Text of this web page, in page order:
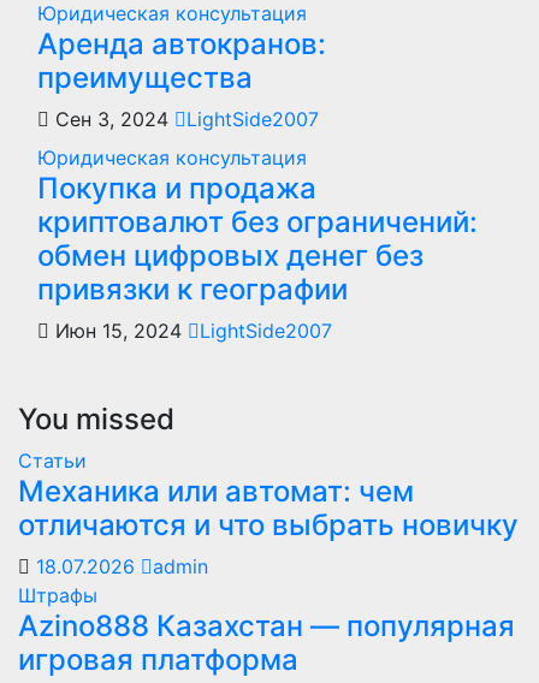
Юридическая консультация
Аренда автокранов:
преимущества
Сен 3, 2024
LightSide2007
Юридическая консультация
Покупка и продажа
криптовалют без ограничений:
обмен цифровых денег без
привязки к географии
Июн 15, 2024 LightSide2007
You missed
Статьи
Механика или автомат: чем
отличаются и что выбрать новичку
18.07.2026
admin
Штрафы
Azino888 Казахстан — популярная
игровая платформа